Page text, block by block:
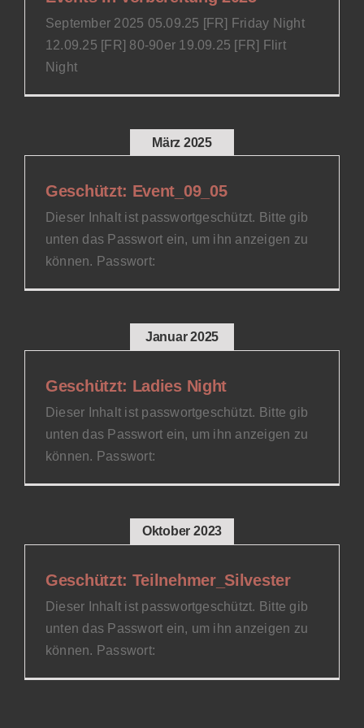
September 2025 05.09.25 [FR] Friday Night
12.09.25 [FR] 80-90er 19.09.25 [FR] Flirt
Night
März 2025
Geschützt: Event_09_05
Dieser Inhalt ist passwortgeschützt. Bitte gib
unten das Passwort ein, um ihn anzeigen zu
können. Passwort:
Januar 2025
Geschützt: Ladies Night
Dieser Inhalt ist passwortgeschützt. Bitte gib
unten das Passwort ein, um ihn anzeigen zu
können. Passwort:
Oktober 2023
Geschützt: Teilnehmer_Silvester
Dieser Inhalt ist passwortgeschützt. Bitte gib
unten das Passwort ein, um ihn anzeigen zu
können. Passwort: